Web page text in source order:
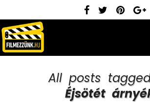
All posts
Éjsötét